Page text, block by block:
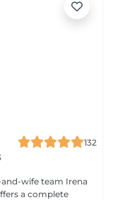
132
a complete